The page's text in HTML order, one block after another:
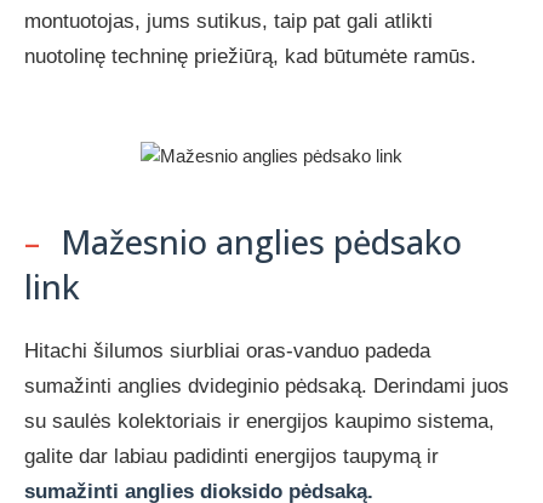
montuotojas, jums sutikus, taip pat gali atlikti
nuotolinę techninę priežiūrą, kad būtumėte ramūs.
– Mažesnio anglies pėdsako
link
Hitachi šilumos siurbliai oras-vanduo padeda
sumažinti anglies dvideginio pėdsaką. Derindami juos
su saulės kolektoriais ir energijos kaupimo sistema,
galite dar labiau padidinti energijos taupymą ir
sumažinti anglies dioksido pėdsaką.